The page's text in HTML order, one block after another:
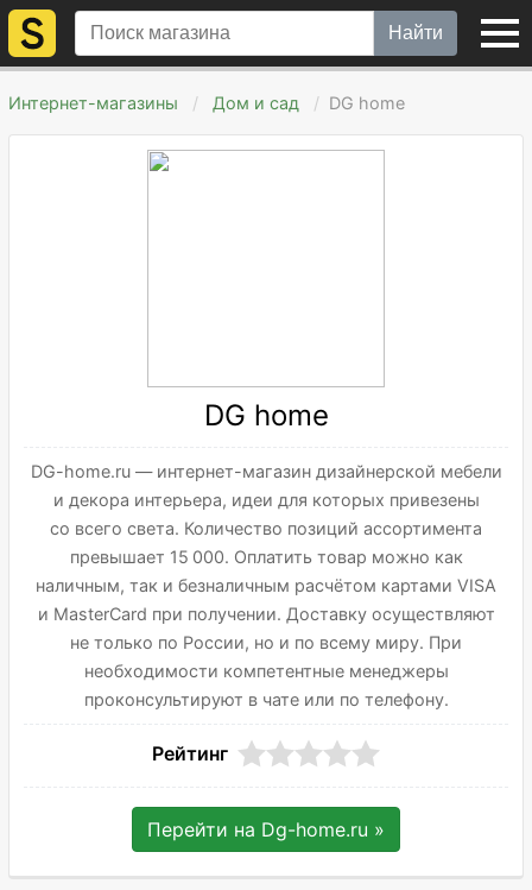
Найти
Интернет-магазины Дом и сад DG home
DG home
DG-home.ru — интернет-магазин дизайнерской мебели
и декора интерьера, идеи для которых привезены
со всего света. Количество позиций ассортимента
превышает 15 000. Оплатить товар можно как
наличным, так и безналичным расчётом картами VISA
и MasterCard при получении. Доставку осуществляют
не только по России, но и по всему миру. При
необходимости компетентные менеджеры
проконсультируют в чате или по телефону.
Рейтинг
Перейти на Dg-home.ru »